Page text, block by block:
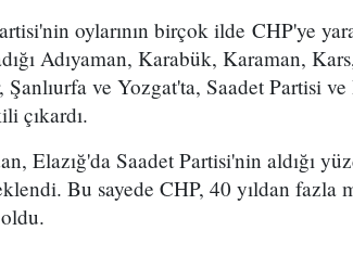
oylarının birçok ilde CHP'ye
Adıyaman, Karabük, Karaman,
Şanlıurfa ve Yozgat'ta, Saadet Partisi
çıkardı.
Elazığ'da Saadet Partisi'nin aldığı
Bu sayede CHP, 40 yıldan fazla